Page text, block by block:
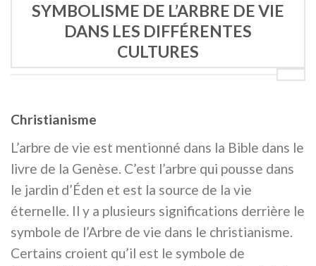
SYMBOLISME DE L’ARBRE DE VIE
DANS LES DIFFÉRENTES
CULTURES
Christianisme
L’arbre de vie est mentionné dans la Bible dans le
livre de la Genèse. C’est l’arbre qui pousse dans
le jardin d’Éden et est la source de la vie
éternelle. Il y a plusieurs significations derrière le
symbole de l’Arbre de vie dans le christianisme.
Certains croient qu’il est le symbole de